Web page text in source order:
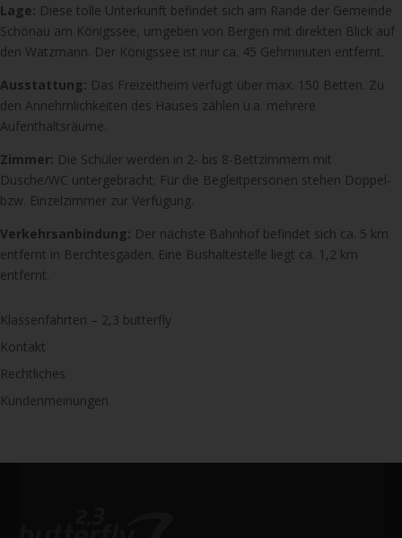
Lage: Diese tolle Unterkunft befindet sich am Rande der Gemeinde
Schönau am Königssee, umgeben von Bergen mit direkten Blick auf
den Watzmann. Der Königssee ist nur ca. 45 Gehminuten entfernt.
Ausstattung: Das Freizeitheim verfügt über max. 150 Betten. Zu
den Annehmlichkeiten des Hauses zählen u.a. mehrere
Aufenthaltsräume.
Zimmer: Die Schüler werden in 2- bis 8-Bettzimmern mit
Dusche/WC untergebracht. Für die Begleitpersonen stehen Doppel-
bzw. Einzelzimmer zur Verfügung.
Verkehrsanbindung: Der nächste Bahnhof befindet sich ca. 5 km
entfernt in Berchtesgaden. Eine Bushaltestelle liegt ca. 1,2 km
entfernt.
Klassenfahrten – 2,3 butterfly
Kontakt
Rechtliches
Kundenmeinungen